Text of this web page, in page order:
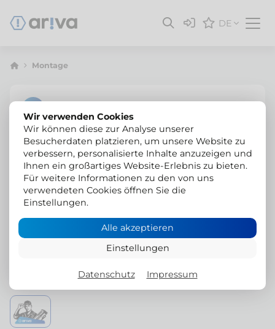
DE
Montage
Wir verwenden Cookies
Wir können diese zur Analyse unserer
Besucherdaten platzieren, um unsere Website zu
verbessern, personalisierte Inhalte anzuzeigen und
Ihnen ein großartiges Website-Erlebnis zu bieten.
Für weitere Informationen zu den von uns
verwendeten Cookies öffnen Sie die
Einstellungen.
Alle akzeptieren
Einstellungen
Datenschutz Impressum